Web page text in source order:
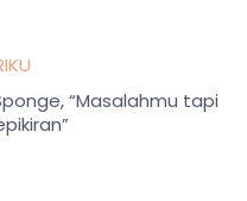
“Masalahmu tapi